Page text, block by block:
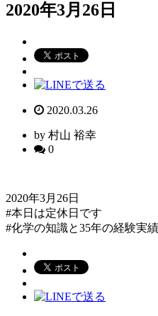
2020年3月26日
2020.03.26
by 村山 裕幸
0
2020年3月26日
#本日は定休日です
#化学の知識と35年の経験